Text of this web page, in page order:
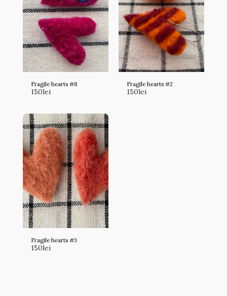
Fragile hearts #8
150lei
Fragile hearts #2
150lei
Fragile hearts #3
150lei